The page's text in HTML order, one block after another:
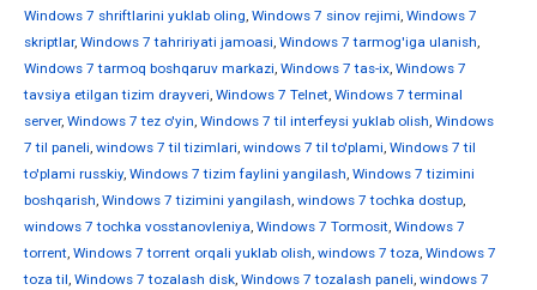
Windows 7 shriftlarini yuklab oling, Windows 7 sinov rejimi, Windows 7
skriptlar, Windows 7 tahririyati jamoasi, Windows 7 tarmog'iga ulanish,
Windows 7 tarmoq boshqaruv markazi, Windows 7 tas-ix, Windows 7
tavsiya etilgan tizim drayveri, Windows 7 Telnet, Windows 7 terminal
server, Windows 7 tez o'yin, Windows 7 til interfeysi yuklab olish, Windows
7 til paneli, windows 7 til tizimlari, windows 7 til to'plami, Windows 7 til
to'plami russkiy, Windows 7 tizim faylini yangilash, Windows 7 tizimini
boshqarish, Windows 7 tizimini yangilash, windows 7 tochka dostup,
windows 7 tochka vosstanovleniya, Windows 7 Tormosit, Windows 7
torrent, Windows 7 torrent orqali yuklab olish, windows 7 toza, Windows 7
toza til, Windows 7 tozalash disk, Windows 7 tozalash paneli, windows 7